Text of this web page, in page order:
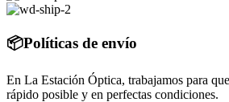
📦Políticas de envío
En La Estación Óptica, trabajamos para
rápido posible y en perfectas condiciones.